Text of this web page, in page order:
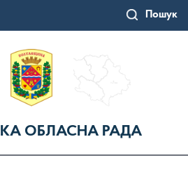
Пошук
ОБЛАСНА РАДА